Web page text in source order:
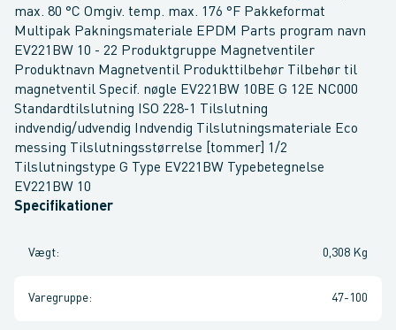
max. 80 °C Omgiv. temp. max. 176 °F Pakkeformat
Multipak Pakningsmateriale EPDM Parts program navn
EV221BW 10 - 22 Produktgruppe Magnetventiler
Produktnavn Magnetventil Produkttilbehør Tilbehør til
magnetventil Specif. nøgle EV221BW 10BE G 12E NC000
Standardtilslutning ISO 228-1 Tilslutning
indvendig/udvendig Indvendig Tilslutningsmateriale Eco
messing Tilslutningsstørrelse [tommer] 1/2
Tilslutningstype G Type EV221BW Typebetegnelse
EV221BW 10
Specifikationer
Vægt: 0,308 Kg
Varegruppe: 47-100